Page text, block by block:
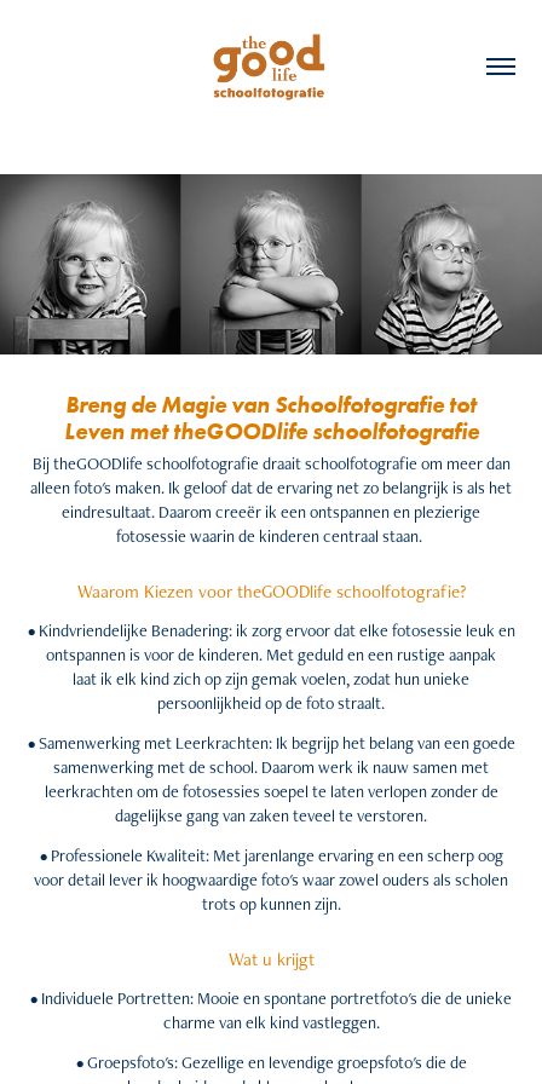
Breng de Magie van Schoolfotografie tot
Leven met theGOODlife schoolfotografie
Bij theGOODlife schoolfotografie draait schoolfotografie om meer dan
alleen foto's maken. Ik geloof dat de ervaring net zo belangrijk is als het
eindresultaat. Daarom creeër ik een ontspannen en plezierige
fotosessie waarin de kinderen centraal staan.
Waarom Kiezen voor theGOODlife schoolfotografie?
• Kindvriendelijke Benadering: ik zorg ervoor dat elke fotosessie leuk en
ontspannen is voor de kinderen. Met geduld en een rustige aanpak
laat ik elk kind zich op zijn gemak voelen, zodat hun unieke
persoonlijkheid op de foto straalt.
• Samenwerking met Leerkrachten: Ik begrijp het belang van een goede
samenwerking met de school. Daarom werk ik nauw samen met
leerkrachten om de fotosessies soepel te laten verlopen zonder de
dagelijkse gang van zaken teveel te verstoren.
• Professionele Kwaliteit: Met jarenlange ervaring en een scherp oog
voor detail lever ik hoogwaardige foto's waar zowel ouders als scholen
trots op kunnen zijn.
Wat u krijgt
• Individuele Portretten: Mooie en spontane portretfoto's die de unieke
charme van elk kind vastleggen.
• Groepsfoto's: Gezellige en levendige groepsfoto's die de